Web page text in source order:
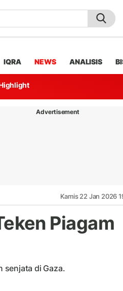
IQRA NEWS ANALISIS
Advertisement
Kamis 22 Jan 2026
Piagam
senjata di Gaza.